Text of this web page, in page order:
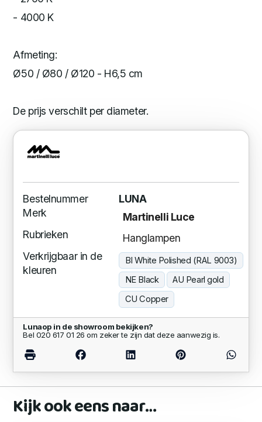
- 4000 K
Afmeting:
Ø50 / Ø80 / Ø120 - H6,5 cm
De prijs verschilt per diameter.
Bestelnummer
LUNA
Merk
Martinelli Luce
Rubrieken
Hanglampen
Verkrijgbaar in de
kleuren
BI White Polished (RAL 9003)
NE Black
AU Pearl gold
CU Copper
Lunaop in de showroom bekijken?
Bel 020 617 01 26 om zeker te zijn dat deze aanwezig is.
Kijk ook eens naar…